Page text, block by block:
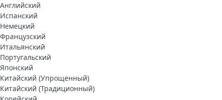
Английский
Испанский
Немецкий
Французский
Итальянский
Португальский
Японский
Китайский (Упрощенный)
Китайский (Традиционный)